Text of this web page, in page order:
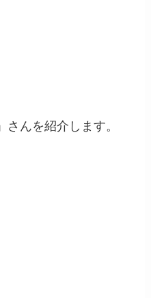
んを紹介します。